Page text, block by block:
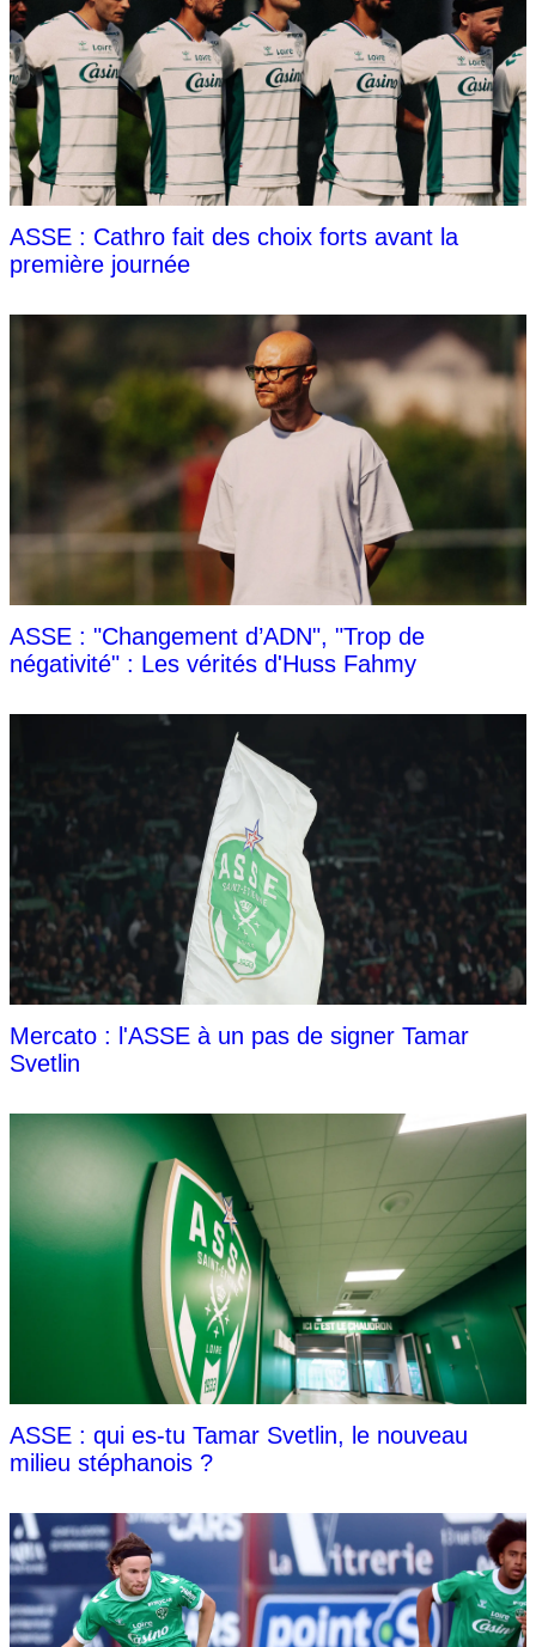
ASSE : Cathro fait des choix forts avant la
première journée
ASSE : "Changement d’ADN", "Trop de
négativité" : Les vérités d'Huss Fahmy
Mercato : l'ASSE à un pas de signer Tamar
Svetlin
ASSE : qui es-tu Tamar Svetlin, le nouveau
milieu stéphanois ?